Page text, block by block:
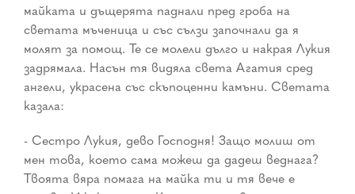
майката и дъщерята паднали пред гроба на
светата мъченица и със сълзи започнали да я
молят за помощ. Те се молели дълго и накрая Лукия
задрямала. Насън тя видяла света Агатия сред
ангели, украсена със скъпоценни камъни. Светата
казала:
- Сестро Лукия, дево Господня! Защо молиш от
мен това, което сама можеш да дадеш веднага?
Твоята вяра помага на майка ти и тя вече е